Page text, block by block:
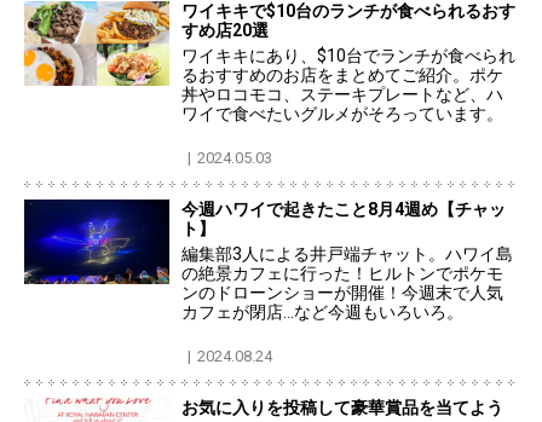
ワイキキで$10台のランチが食べられるおす
すめ店20選
ワイキキにあり、$10台でランチが食べられ
るおすすめのお店をまとめてご紹介。ポケ
丼やロコモコ、ステーキプレートなど、ハ
ワイで食べたいグルメがそろっています。
2024.05.03
今週ハワイで起きたこと8月4週め【チャッ
ト】
編集部3人による井戸端チャット。ハワイ島
の絶景カフェに行った！ヒルトンでポケモ
ンのドローンショーが開催！今週末で人気
カフェが閉店…など今週もいろいろ。
2024.08.24
お気に入りを投稿して豪華賞品を当てよう